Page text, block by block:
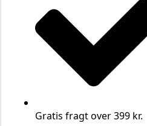
Gratis fragt over 399 kr.